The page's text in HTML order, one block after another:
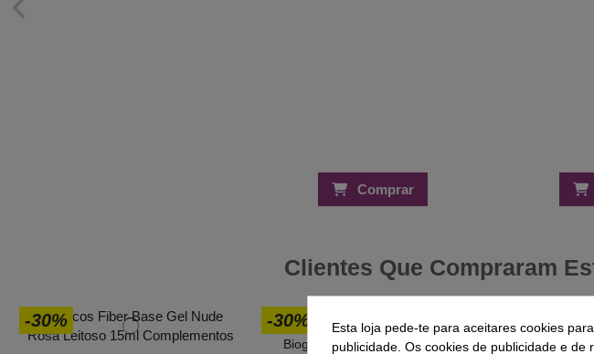
Comprar
Clientes Que Compraram
-30% -30%
Bioglitter Inocos 12 Prata 1mm
-73%
Esta loja pede-te para aceitares cookies
publicidade. Os cookies de publicidade e